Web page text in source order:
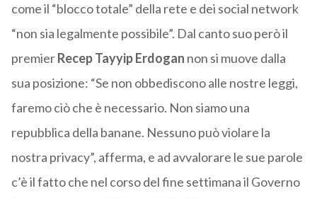
come il “blocco totale” della rete e dei social network
“non sia legalmente possibile”. Dal canto suo però il
premierRecep Tayyip Erdogan non si muove dalla
sua posizione: “Se non obbediscono alle nostre leggi,
faremo ciò che è necessario. Non siamo una
repubblica della banane. Nessuno può violare la
nostra privacy”, afferma, e ad avvalorare le sue parole
c’è il fatto che nel corso del fine settimana il Governo